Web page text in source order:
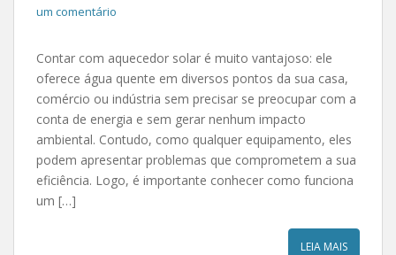
um comentário
Contar com aquecedor solar é muito vantajoso: ele
oferece água quente em diversos pontos da sua casa,
comércio ou indústria sem precisar se preocupar com a
conta de energia e sem gerar nenhum impacto
ambiental. Contudo, como qualquer equipamento, eles
podem apresentar problemas que comprometem a sua
eficiência. Logo, é importante conhecer como funciona
um […]
LEIA MAIS